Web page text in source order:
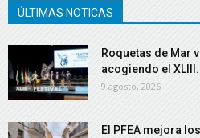
ÚLTIMAS NOTICAS
Roquetas de Mar
acogiendo el
9 agosto, 2026
El PFEA mejora